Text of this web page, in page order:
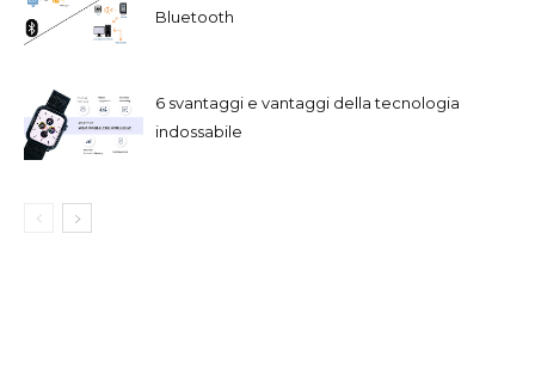
Bluetooth
6 svantaggi e vantaggi della tecnologia
indossabile